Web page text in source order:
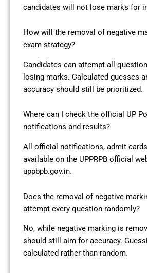
candidates will not lose marks for
How will the removal of negative
exam strategy?
Candidates can attempt all
losing marks. Calculated guesses
accuracy should still be prioritized.
Where can I check the official UP
notifications and results?
All official notifications, admit
available on the UPPRPB official
uppbpb.gov.in.
Does the removal of negative
attempt every question randomly?
No, while negative marking is
should still aim for accuracy.
calculated rather than random.